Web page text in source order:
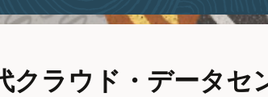
クラウド・データセ